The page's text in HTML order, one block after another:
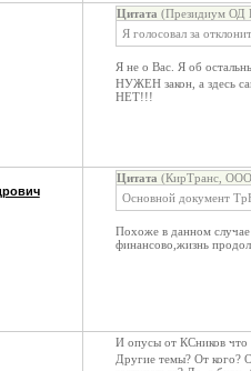
Цитата (Президиум ОД
Я голосовал за
Я не о Вас. Я об
НУЖЕН закон, а здесь
НЕТ!!!
Цитата (КирТранс,
Основной документ
Похоже в данном случае
финансово,жизнь
И опусы от КСников что
Другие темы? От кого?